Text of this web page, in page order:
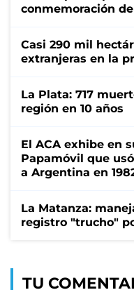
conmemoración
Casi 290 mil
extranjeras en la
La Plata: 717
región en 10 años
El ACA exhibe en
Papamóvil que
a Argentina en
La Matanza:
registro "trucho"
TU